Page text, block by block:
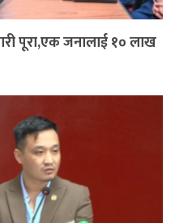
पूरा,एक जनालाई १० लाख